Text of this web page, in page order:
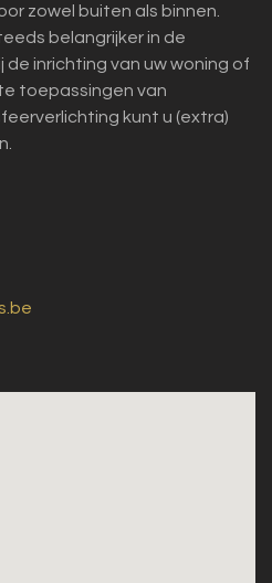
zowel buiten als binnen.
belangrijker in de
inrichting van uw woning of
toepassingen van
kunt u (extra)